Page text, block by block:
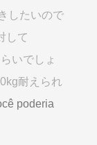
したいので
して
いでしょ
耐えられ
poderia